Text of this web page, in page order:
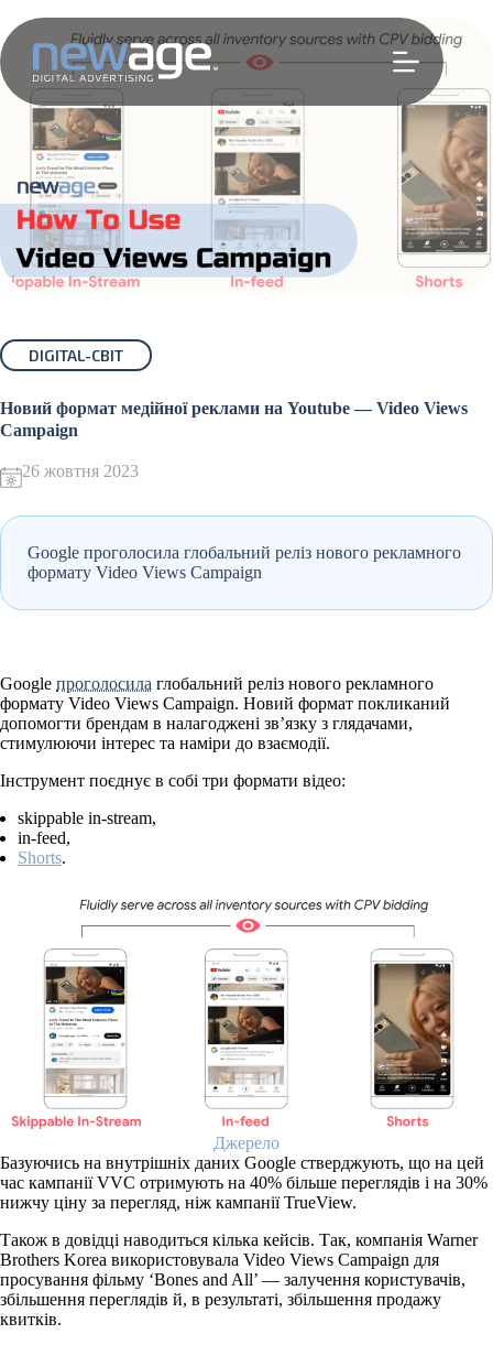
до
вмісту
DIGITAL-СВІТ
Новий формат медійної реклами на Youtube — Video Views
Campaign
26 жовтня 2023
Google проголосила глобальний реліз нового рекламного
формату Video Views Campaign
Google проголосила глобальний реліз нового рекламного
формату Video Views Campaign. Новий формат покликаний
допомогти брендам в налагоджені зв’язку з глядачами,
стимулюючи інтерес та наміри до взаємодії.
Інструмент поєднує в собі три формати відео:
skippable in-stream,
in-feed,
Shorts.
Джерело
Базуючись на внутрішніх даних Google стверджують, що на цей
час кампанії VVC отримують на 40% більше переглядів і на 30%
нижчу ціну за перегляд, ніж кампанії TrueView.
Також в довідці наводиться кілька кейсів. Так, компанія Warner
Brothers Korea використовувала Video Views Campaign для
просування фільму ‘Bones and All’ — залучення користувачів,
збільшення переглядів й, в результаті, збільшення продажу
квитків.